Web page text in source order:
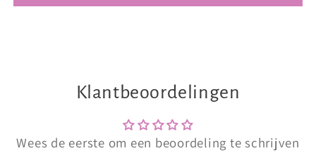
Klantbeoordelingen
Wees de eerste om een beoordeling te schrijven